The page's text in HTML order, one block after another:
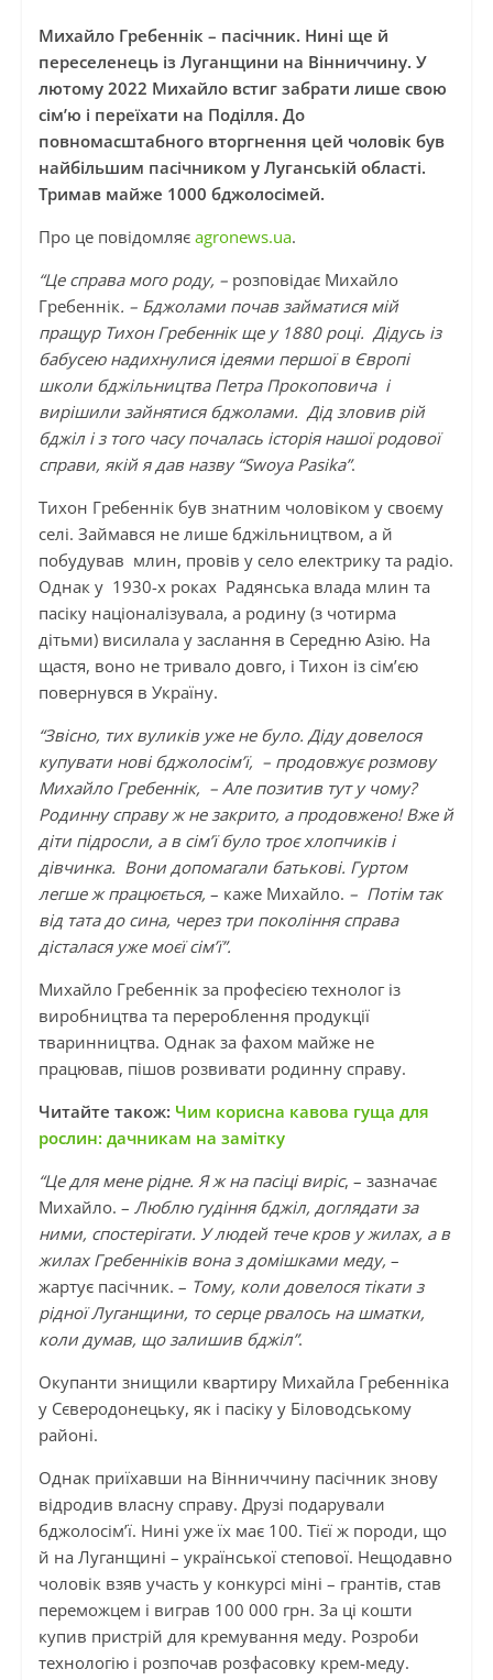
Михайло Гребеннік – пасічник. Нині ще й
переселенець із Луганщини на Вінниччину. У
лютому 2022 Михайло встиг забрати лише свою
сім’ю і переїхати на Поділля. До
повномасштабного вторгнення цей чоловік був
найбільшим пасічником у Луганській області.
Тримав майже 1000 бджолосімей.
Про це повідомляє agronews.ua.
“Це справа мого роду, – розповідає Михайло
Гребеннік. – Бджолами почав займатися мій
пращур Тихон Гребеннік ще у 1880 році. Дідусь із
бабусею надихнулися ідеями першої в Європі
школи бджільництва Петра Прокоповича і
вирішили зайнятися бджолами. Дід зловив рій
бджіл і з того часу почалась історія нашої родової
справи, якій я дав назву “Swoya Pasika”.
Тихон Гребеннік був знатним чоловіком у своєму
селі. Займався не лише бджільництвом, а й
побудував млин, провів у село електрику та радіо.
Однак у 1930-х роках Радянська влада млин та
пасіку націоналізувала, а родину (з чотирма
дітьми) висилала у заслання в Середню Азію. На
щастя, воно не тривало довго, і Тихон із сім’єю
повернувся в Україну.
“Звісно, тих вуликів уже не було. Діду довелося
купувати нові бджолосім’ї, – продовжує розмову
Михайло Гребеннік, – Але позитив тут у чому?
Родинну справу ж не закрито, а продовжено! Вже й
діти підросли, а в сім’ї було троє хлопчиків і
дівчинка. Вони допомагали батькові. Гуртом
легше ж працюється, – каже Михайло. – Потім так
від тата до сина, через три покоління справа
дісталася уже моєї сім’ї”.
Михайло Гребеннік за професією технолог із
виробництва та перероблення продукції
тваринництва. Однак за фахом майже не
працював, пішов розвивати родинну справу.
Читайте також: Чим корисна кавова гуща для
рослин: дачникам на замітку
“Це для мене рідне. Я ж на пасіці виріс, – зазначає
Михайло. – Люблю гудіння бджіл, доглядати за
ними, спостерігати. У людей тече кров у жилах, а в
жилах Гребенніків вона з домішками меду, –
жартує пасічник. – Тому, коли довелося тікати з
рідної Луганщини, то серце рвалось на шматки,
коли думав, що залишив бджіл”.
Окупанти знищили квартиру Михайла Гребенніка
у Сєверодонецьку, як і пасіку у Біловодському
районі.
Однак приїхавши на Вінниччину пасічник знову
відродив власну справу. Друзі подарували
бджолосім’ї. Нині уже їх має 100. Тієї ж породи, що
й на Луганщині – української степової. Нещодавно
чоловік взяв участь у конкурсі міні – грантів, став
переможцем і виграв 100 000 грн. За ці кошти
купив пристрій для кремування меду. Розроби
технологію і розпочав розфасовку крем-меду.